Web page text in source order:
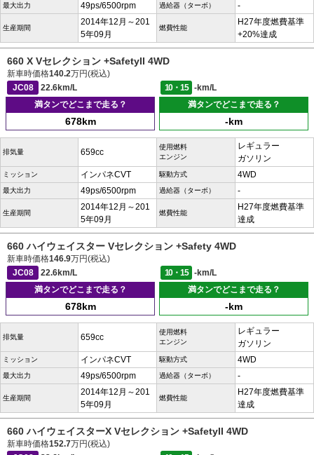
最大出力 49ps/6500rpm 過給器（ターボ） -
生産期間
2014年12月～201
5年09月
燃費性能
H27年度燃費基準
+20%達成
660 X Vセレクション +SafetyII 4WD
新車時価格140.2万円(税込)
JC08
22.6km/L 10・15
-km/L
満タンでどこまで走る？
678km
満タンでどこまで走る？
-km
排気量 659cc
使用燃料
エンジン
レギュラー
ガソリン
ミッション インパネCVT 駆動方式 4WD
最大出力 49ps/6500rpm 過給器（ターボ） -
生産期間
2014年12月～201
5年09月
燃費性能
H27年度燃費基準
達成
660 ハイウェイスター Vセレクション +Safety 4WD
新車時価格146.9万円(税込)
JC08
22.6km/L 10・15
-km/L
満タンでどこまで走る？
678km
満タンでどこまで走る？
-km
排気量 659cc
使用燃料
エンジン
レギュラー
ガソリン
ミッション インパネCVT 駆動方式 4WD
最大出力 49ps/6500rpm 過給器（ターボ） -
生産期間
2014年12月～201
5年09月
燃費性能
H27年度燃費基準
達成
660 ハイウェイスターX Vセレクション +SafetyII 4WD
新車時価格152.7万円(税込)